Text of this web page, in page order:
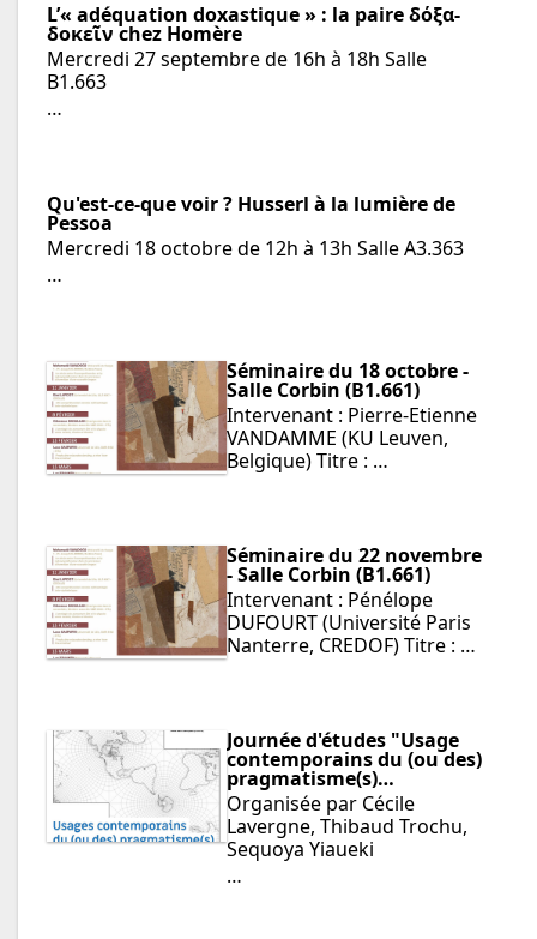
L’« adéquation doxastique » : la paire δόξα-
δοκεῖν chez Homère
Mercredi 27 septembre de 16h à 18h Salle
B1.663
…
Qu'est-ce-que voir ? Husserl à la lumière de
Pessoa
Mercredi 18 octobre de 12h à 13h Salle A3.363
…
Séminaire du 18 octobre -
Salle Corbin (B1.661)
Intervenant : Pierre-Etienne
VANDAMME (KU Leuven,
Belgique) Titre : …
Séminaire du 22 novembre
- Salle Corbin (B1.661)
Intervenant : Pénélope
DUFOURT (Université Paris
Nanterre, CREDOF) Titre : …
Journée d'études "Usage
contemporains du (ou des)
pragmatisme(s)…
Organisée par Cécile
Lavergne, Thibaud Trochu,
Sequoya Yiaueki
…